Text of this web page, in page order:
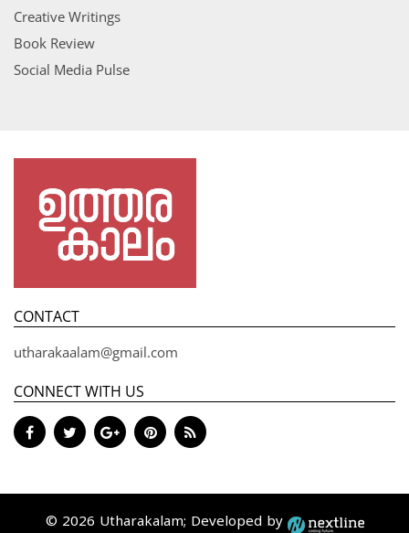
Creative Writings
Book Review
Social Media Pulse
CONTACT
utharakaalam@gmail.com
CONNECT WITH US
© 2026 Utharakalam; Developed by